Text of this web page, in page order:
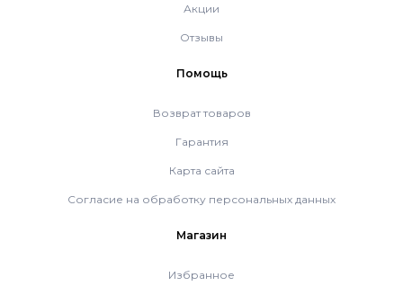
Вентиляционные установки Vaillant
Настенные конденсационные котлы
Акции
Отзывы
Помощь
Возврат товаров
Гарантия
Карта сайта
Согласие на обработку персональных данных
Магазин
Избранное